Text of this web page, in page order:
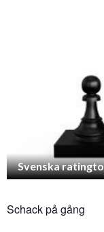
Svenska
Schack på gång